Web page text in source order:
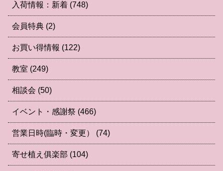
入荷情報：新着 (748)
会員特典 (2)
お買い得情報 (122)
教室 (249)
相談会 (50)
イベント・感謝祭 (466)
営業日時(臨時・変更） (74)
寄せ植え俱楽部 (104)